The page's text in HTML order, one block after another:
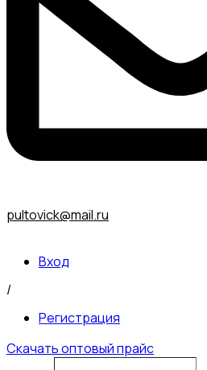
pultovick@mail.ru
Вход
/
Регистрация
Скачать оптовый прайс